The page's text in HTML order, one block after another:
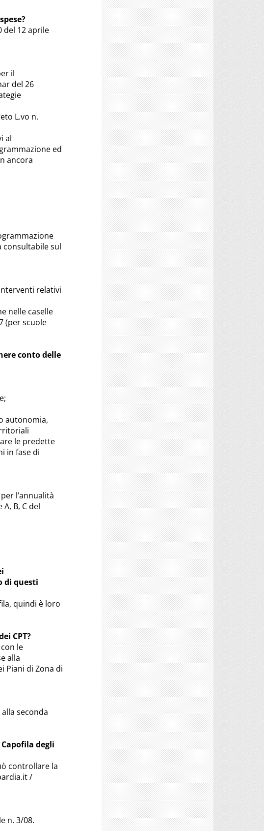
del 12 aprile
il
del 26
L.vo n.
al
ed
ancora
consultabile sul
relativi
nelle caselle
(per scuole
conto delle
autonomia,
le predette
in fase di
l’annualità
B, C del
di questi
quindi è loro
CPT?
le
alla
Piani di Zona di
seconda
degli
controllare la
/
n. 3/08.